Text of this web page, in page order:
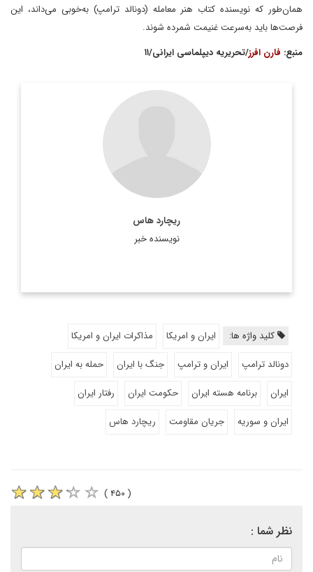
همان‌طور که نویسنده کتاب هنر معامله (دونالد ترامپ) به‌خوبی می‌داند، این
فرصت‌ها باید به‌سرعت غنیمت شمرده شوند.
منبع: فارن افرز/تحریریه دیپلماسی ایرانی/۱۱
ریچارد هاس
نویسنده خبر
کلید واژه ها: ایران و امریکا
مذاکرات ایران و امریکا
دونالد ترامپ
ایران و ترامپ جنگ با ایران
حمله به ایران
ایران
برنامه هسته ایران حکومت ایران
رفتار ایران
ایران و سوریه
جریان مقاومت ریچارد هاس
( ۴۵۰ )
نظر شما :